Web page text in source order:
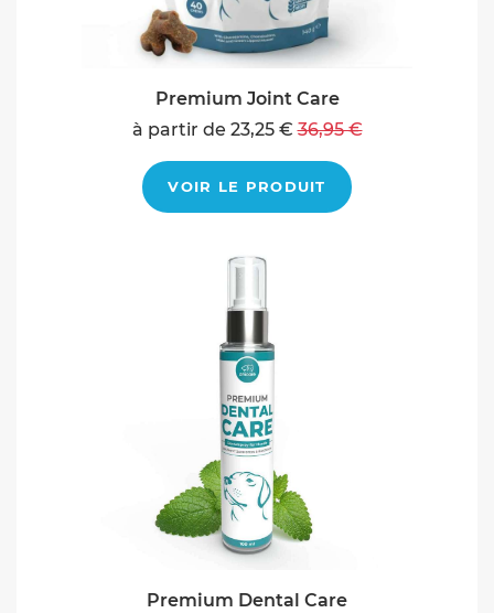
Premium Joint Care
à partir de 23,25 €36,95 €
VOIR LE PRODUIT
Premium Dental Care